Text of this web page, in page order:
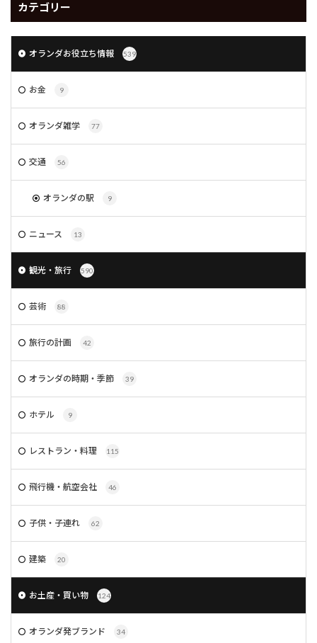
カテゴリー
オランダお役立ち情報 539
お金 9
オランダ雑学 77
交通 56
オランダの駅 9
ニュース 13
観光・旅行 590
芸術 88
旅行の計画 42
オランダの時期・季節 39
ホテル 9
レストラン・料理 115
飛行機・航空会社 46
子供・子連れ 62
建築 20
お土産・買い物 124
オランダ発ブランド 34